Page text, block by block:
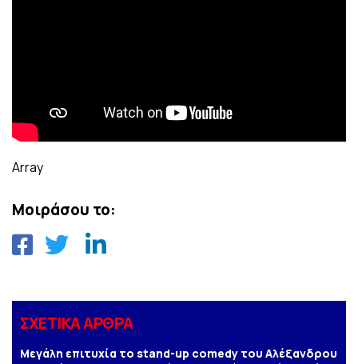
Array
Μοιράσου το:
ΣΧΕΤΙΚΑ ΑΡΘΡΑ
Μεγάλη επιτυχία το stand-up comedy του Αλέξανδρου